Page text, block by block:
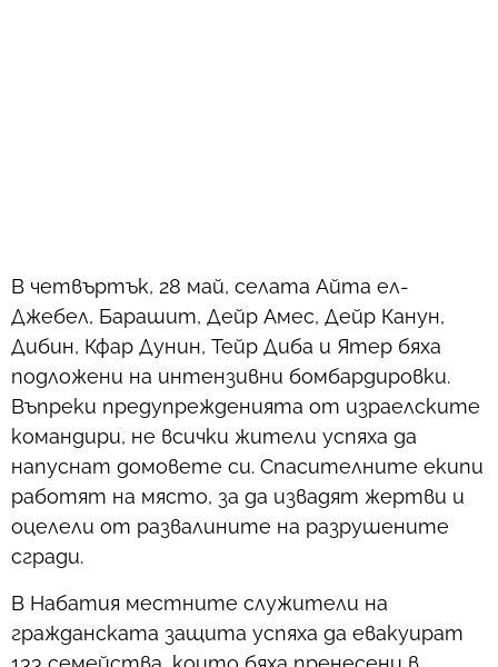
В четвъртък, 28 май, селата Айта ел-
Джебел, Барашит, Дейр Амес, Дейр Канун,
Дибин, Кфар Дунин, Тейр Диба и Ятер бяха
подложени на интензивни бомбардировки.
Въпреки предупрежденията от израелските
командири, не всички жители успяха да
напуснат домовете си. Спасителните екипи
работят на място, за да извадят жертви и
оцелели от развалините на разрушените
сгради.
В Набатия местните служители на
гражданската защита успяха да евакуират